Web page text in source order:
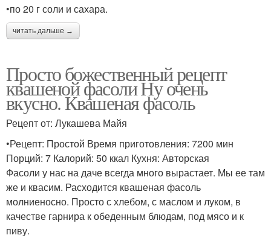
•по 20 г соли и сахара.
читать дальше →
Просто божественный рецепт
квашеной фасоли Ну очень
вкусно. Квашеная фасоль
Рецепт от: Лукашева Майя
•Рецепт: Простой Время приготовления: 7200 мин
Порций: 7 Калорий: 50 ккал Кухня: Авторская
Фасоли у нас на даче всегда много вырастает. Мы ее там
же и квасим. Расходится квашеная фасоль
молниеносно. Просто с хлебом, с маслом и луком, в
качестве гарнира к обеденным блюдам, под мясо и к
пиву.